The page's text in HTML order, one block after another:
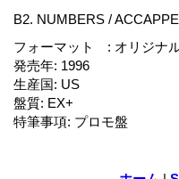
B2. NUMBERS /
フォーマット : オリジナ
発売年: 1996
生産国: US
盤質: EX+
特筆事項: プロモ盤